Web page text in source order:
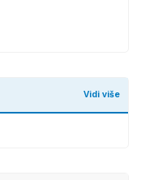
Vidi više